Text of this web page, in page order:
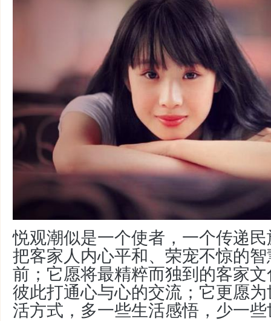
悦观潮似是一个使者，一个传递
把客家人内心平和、荣宠不惊的
前；它愿将最精粹而独到的客家
彼此打通心与心的交流；它更愿
活方式，多一些生活感悟，少一